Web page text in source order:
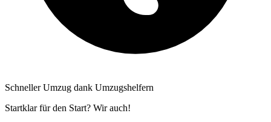
Schneller Umzug dank Umzugshelfern
Startklar für den Start? Wir auch!